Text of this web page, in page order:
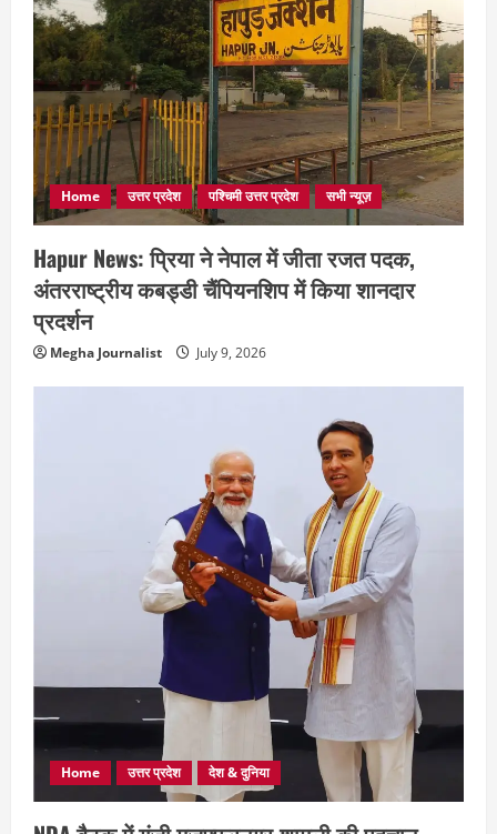
Home उत्तर प्रदेश पश्चिमी उत्तर प्रदेश सभी न्यूज़
Hapur News: प्रिया ने नेपाल में जीता रजत पदक,
अंतरराष्ट्रीय कबड्डी चैंपियनशिप में किया शानदार
प्रदर्शन
Megha Journalist July 9, 2026
Home उत्तर प्रदेश देश & दुनिया